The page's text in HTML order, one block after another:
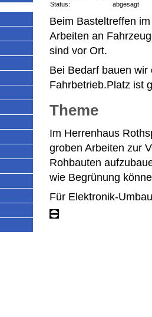
Status:
abgesagt
Beim Basteltreffen
Arbeiten an
sind vor Ort.
Bei Bedarf bauen
Fahrbetrieb.Platz ist
Theme
Im Herrenhaus
groben Arbeiten zur
Rohbauten
wie Begrünung
Für Elektronik-